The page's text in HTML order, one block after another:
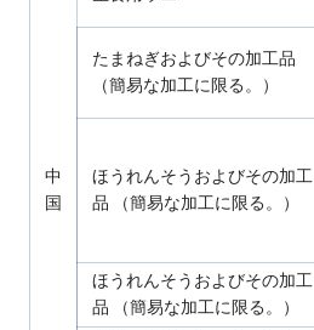
中
国
たまねぎおよびその加工品
（簡易な加工に限る。）
ほうれんそうおよびその加工
品 （簡易な加工に限る。）
ほうれんそうおよびその加工
品 （簡易な加工に限る。）